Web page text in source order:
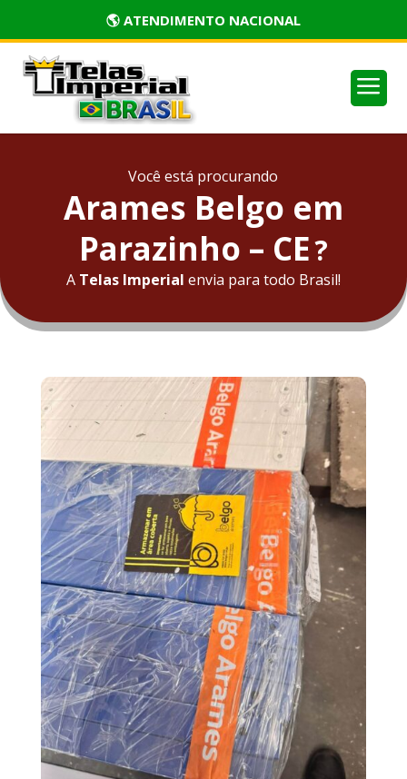
🏅 PRODUTOS CERTIFICADOS
a
Você está procurando
Arames Belgo em
Parazinho – CE?
A Telas Imperial envia para todo Brasil!